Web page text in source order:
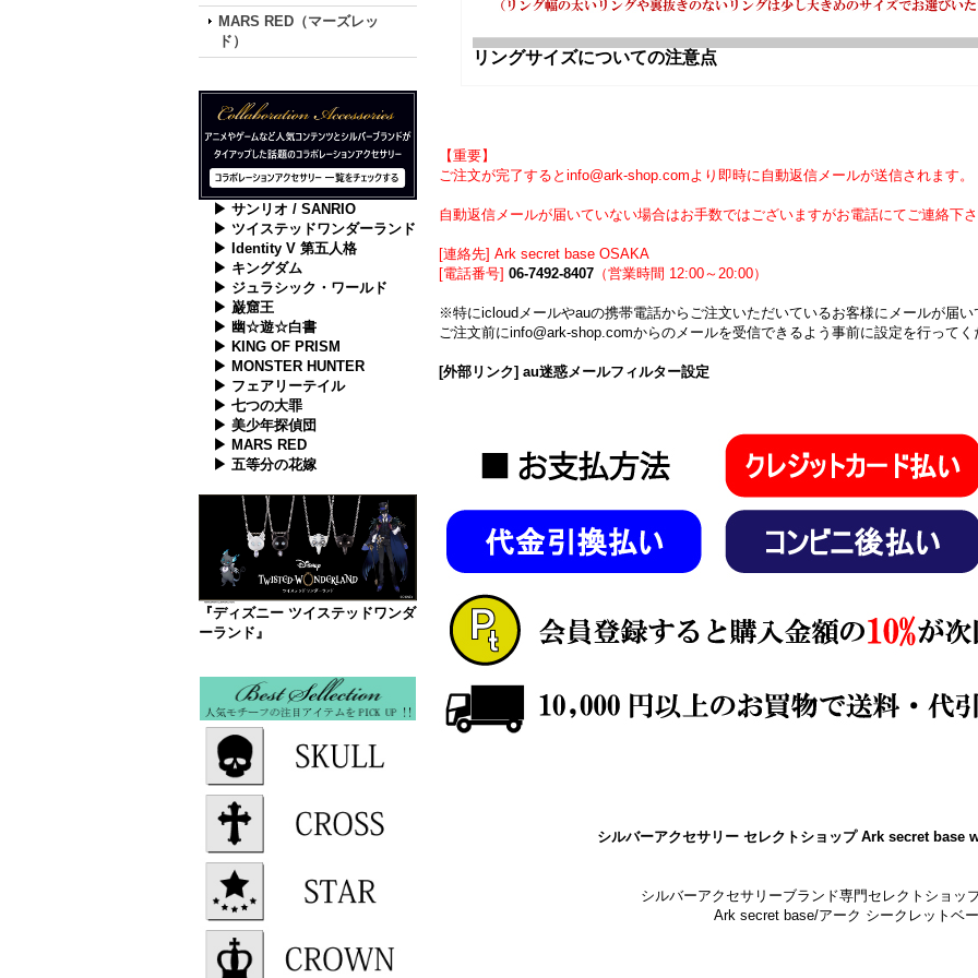
MARS RED（マーズレッ
ド）
▶ サンリオ / SANRIO
▶ ツイステッドワンダーランド
▶ Identity V 第五人格
▶ キングダム
▶ ジュラシック・ワールド
▶ 巌窟王
▶ 幽☆遊☆白書
▶ KING OF PRISM
▶ MONSTER HUNTER
▶ フェアリーテイル
▶ 七つの大罪
▶ 美少年探偵団
▶ MARS RED
▶ 五等分の花嫁
『ディズニー ツイステッドワンダ
ーランド』
リングサイズについての注意点
【重要】
ご注文が完了するとinfo@ark-shop.comより即時に自動返信メールが送信されます。
自動返信メールが届いていない場合はお手数ではございますがお電話にてご連絡下
[連絡先] Ark secret base OSAKA
[電話番号] 06-7492-8407 （営業時間 12:00～20:00）
※特にicloudメールやauの携帯電話からご注文いただいているお客様にメールが届
ご注文前にinfo@ark-shop.comからのメールを受信できるよう事前に設定を行ってく
[外部リンク] au迷惑メールフィルター設定
シルバーアクセサリー セレクトショップ Ark secret base
シルバーアクセサリーブランド専門セレクトショ
Ark secret base/アーク シークレットベ